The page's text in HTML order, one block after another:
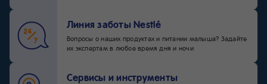
Линия заботы Nestlé
Вопросы о наших продуктах и питании малыша? Задайте
их экспертам в любое время дня и ночи
Сервисы и инструменты